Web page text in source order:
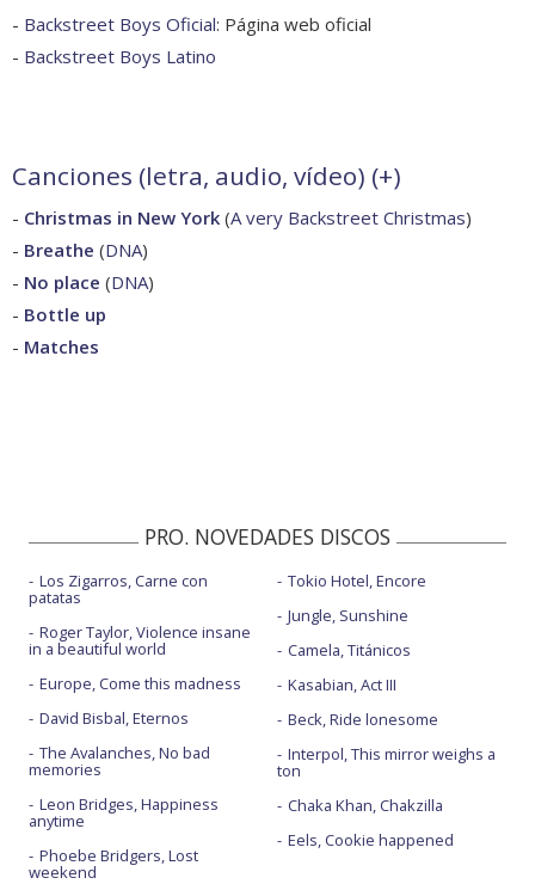
- Backstreet Boys Oficial: Página web oficial
- Backstreet Boys Latino
Canciones (letra, audio, vídeo) (+)
- Christmas in New York (A very Backstreet Christmas)
- Breathe (DNA)
- No place (DNA)
- Bottle up
- Matches
PRO. NOVEDADES DISCOS
Los Zigarros, Carne con
patatas
Roger Taylor, Violence insane
in a beautiful world
Europe, Come this madness
David Bisbal, Eternos
The Avalanches, No bad
memories
Leon Bridges, Happiness
anytime
Phoebe Bridgers, Lost
weekend
Tokio Hotel, Encore
Jungle, Sunshine
Camela, Titánicos
Kasabian, Act III
Beck, Ride lonesome
Interpol, This mirror weighs a
ton
Chaka Khan, Chakzilla
Eels, Cookie happened